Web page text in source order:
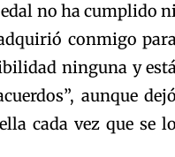
no ha cumplido
conmigo
ninguna y
aunque
cada vez que se